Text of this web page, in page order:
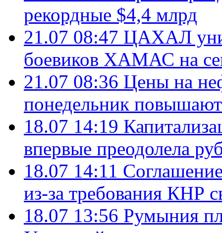
рекордные $4,4 млрд
21.07 08:47 ЦАХАЛ
боевиков ХАМАС на
21.07 08:36 Цены на
понедельник
18.07 14:19
впервые преодолела
18.07 14:11
из-за требования КНР
18.07 13:56 Румыния